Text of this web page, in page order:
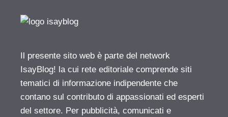
Il presente sito web è parte del network
IsayBlog! la cui rete editoriale comprende siti
tematici di informazione indipendente che
contano sul contributo di appassionati ed esperti
del settore. Per pubblicità, comunicati e